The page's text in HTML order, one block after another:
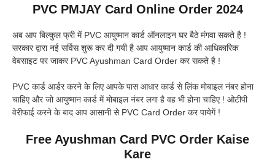
PVC PMJAY Card Online Order 2024
अब आप बिल्कुल फ्री में PVC आयुष्मान कार्ड ऑनलाइन घर बैठे मंगवा सकते है !
सरकार द्वारा नई सर्विस शुरू कर दी गयी है आप आयुष्मान कार्ड की आधिकारिक
वेबसाइट पर जाकर PVC Ayushman Card Order कर सकते है !
PVC कार्ड आर्डर करने के लिए आपके पास आधार कार्ड से लिंक मोबाइल नंबर होना
चाहिए और जो आयुष्मान कार्ड में मोबाइल नंबर लगा है वह भी होना चाहिए ! ओटीपी
वेरीफाई करने के बाद आप आसानी से PVC Card Order कर पायेगें !
Free Ayushman Card PVC Order Kaise
Kare